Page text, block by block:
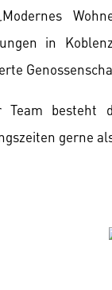
in
Team besteht
gerne